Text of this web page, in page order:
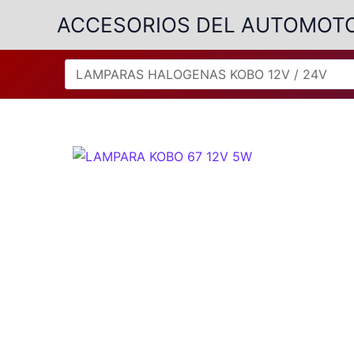
contenido
ACCESORIOS DEL